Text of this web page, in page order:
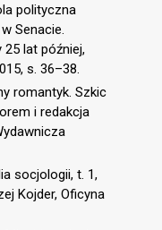
polityczna
Senacie.
25 lat później,
s. 36–38.
romantyk. Szkic
i redakcja
socjologii, t. 1,
Kojder, Oficyna